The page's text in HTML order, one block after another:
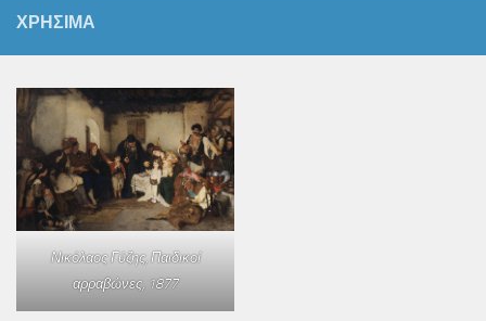
ΧΡΗΣΙΜΑ
Νικόλαος Γύζης,Παιδικοί
αρραβώνες, 1877